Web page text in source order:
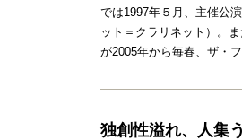
では1997年５月、主催公
ット＝クラリネット）。
が2005年から毎春、ザ・
独創性溢れ、人集